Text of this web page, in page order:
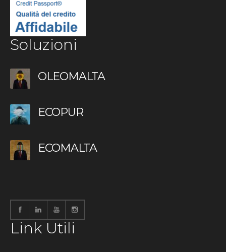
Soluzioni
OLEOMALTA
ECOPUR
ECOMALTA
Link Utili